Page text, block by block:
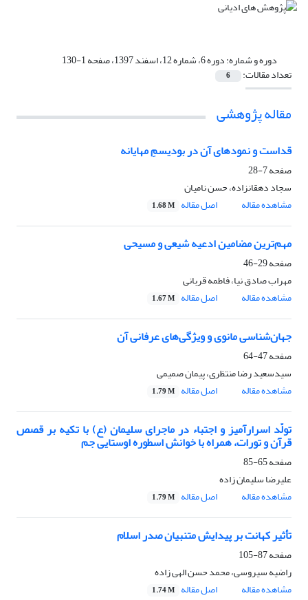
دوره و شماره:دوره 6، شماره 12، اسفند 1397، صفحه 1-130
تعداد مقالات: 6
مقاله پژوهشی
قداست و نمودهای آن در بودیسمِ مهایانه
صفحه7-28
سجاد دهقانزاده، حسن نامیان
مشاهده مقاله
اصل مقاله 1.68 M
مهم‌ترین مضامین ادعیه شیعی و مسیحی
صفحه29-46
مهراب صادق نیا، فاطمه قربانی
مشاهده مقاله
اصل مقاله 1.67 M
جهان‌شناسی مانوی و ویژگی‌های عرفانی آن
صفحه47-64
سیدسعید رضا منتظری، پیمان صمیمی
مشاهده مقاله
اصل مقاله 1.79 M
تولّد اسرارآمیز و اجتباء در ماجرای سلیمان (ع) با تکیه بر قصص
قرآن و تورات، همراه با خوانش اسطوره اوستایی جم
صفحه65-85
علیرضا سلیمان زاده
مشاهده مقاله
اصل مقاله 1.79 M
تأثیر کهانت بر پیدایش متنبیان صدر اسلام
صفحه87-105
راضیه سیروسی، محمد حسن الهی زاده
مشاهده مقاله
اصل مقاله 1.74 M